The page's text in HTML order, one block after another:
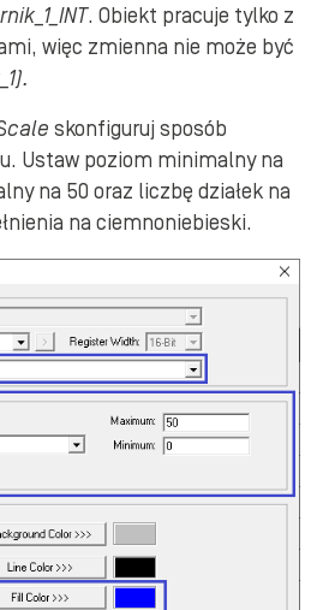
. Obiekt pracuje tylko z
więc zmienna nie może być
skonfiguruj sposób
Ustaw poziom minimalny na
na 50 oraz liczbę działek na
na ciemnoniebieski.